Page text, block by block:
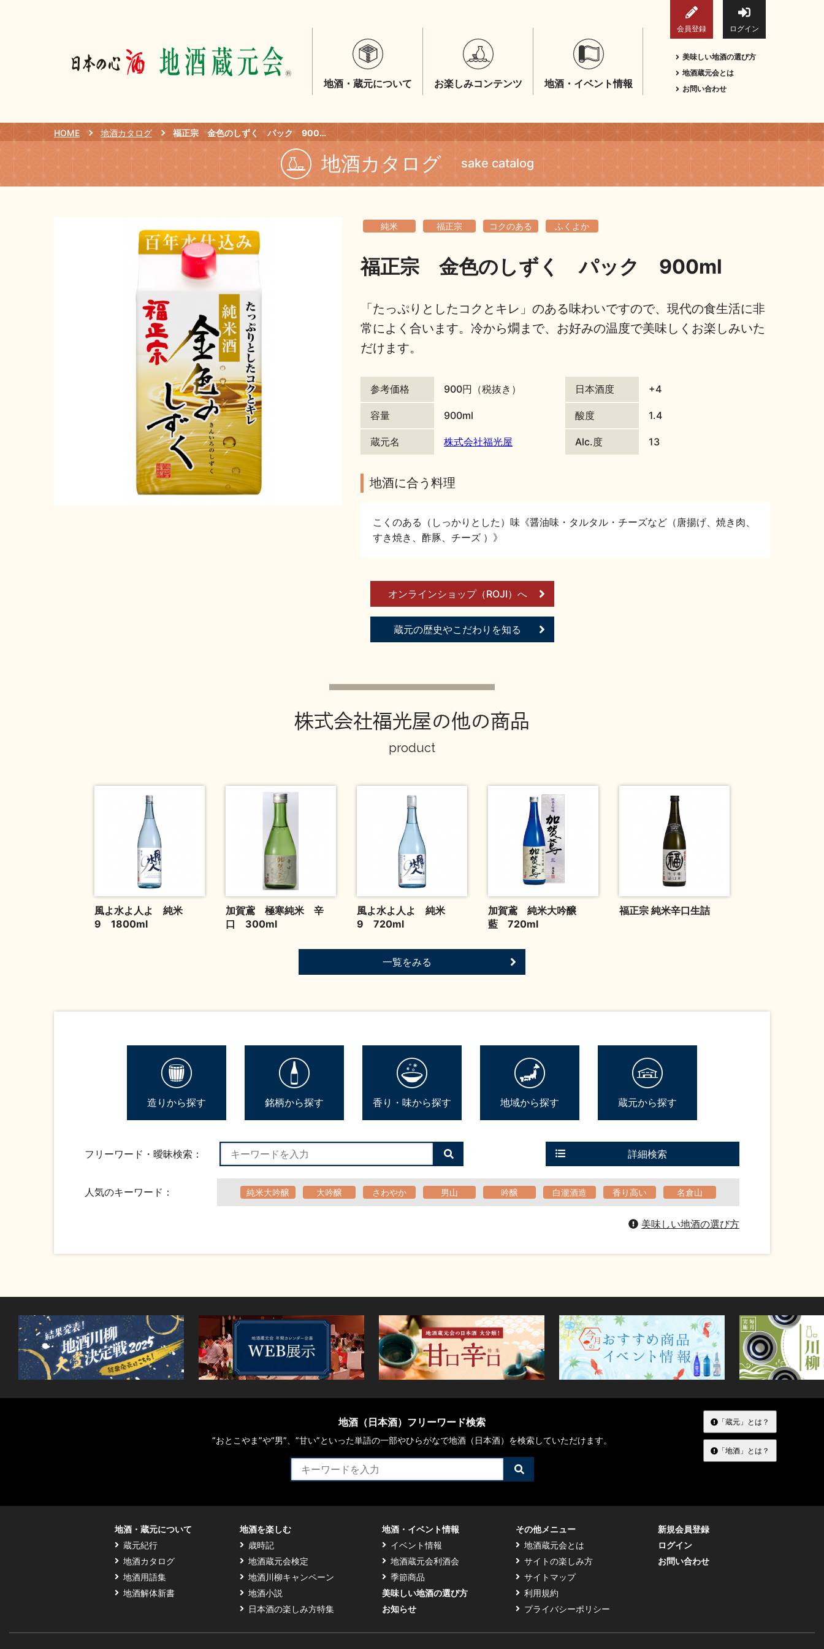
会員登録 ログイン
地酒・蔵元について お楽しみコンテンツ 地酒・イベント情報
美味しい地酒の選び方
地酒蔵元会とは
お問い合わせ
HOME 地酒カタログ 福正宗 金色のしずく パック 900ml
地酒カタログ sake catalog
純米 福正宗 コクのある ふくよか
福正宗 金色のしずく パック 900ml
「たっぷりとしたコクとキレ」のある味わいですので、現代の食生活に非
常によく合います。冷から燗まで、お好みの温度で美味しくお楽しみいた
だけます。
参考価格 900円（税抜き）
容量 900ml
蔵元名 株式会社福光屋
日本酒度 +4
酸度 1.4
Alc.度 13
地酒に合う料理
こくのある（しっかりとした）味《醤油味・タルタル・チーズなど（唐揚げ、焼き肉、
すき焼き、酢豚、チーズ ）》
オンラインショップ（ROJI）へ
蔵元の歴史やこだわりを知る
株式会社福光屋の他の商品
product
風よ水よ人よ 純米
9 1800ml
加賀鳶 極寒純米 辛
口 300ml
風よ水よ人よ 純米
9 720ml
加賀鳶 純米大吟醸
藍 720ml
福正宗 純米辛口生詰
一覧をみる
造りから探す 銘柄から探す 香り・味から探す 地域から探す 蔵元から探す
フリーワード・曖昧検索：
検
索
る
詳細検索
人気のキーワード： 純米大吟醸 大吟醸 さわやか 男山 吟醸 白瀧酒造 香り高い 名倉山
美味しい地酒の選び方
地酒（日本酒）フリーワード検索
“おとこやま”や“男”、”甘い”といった単語の一部やひらがなで地酒（日本酒）を検索していただけます。
検
索
「蔵元」とは？
「地酒」とは？
地酒・蔵元について
蔵元紀行
地酒カタログ
地酒用語集
地酒解体新書
地酒を楽しむ
歳時記
地酒蔵元会検定
地酒川柳キャンペーン
地酒小説
日本酒の楽しみ方特集
地酒・イベント情報
イベント情報
地酒蔵元会利酒会
季節商品
美味しい地酒の選び方
お知らせ
その他メニュー
地酒蔵元会とは
サイトの楽しみ方
サイトマップ
利用規約
プライバシーポリシー
新規会員登録
ログイン
お問い合わせ